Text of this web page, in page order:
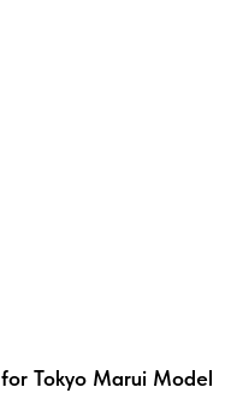
Tokyo Marui Model